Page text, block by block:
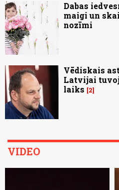
Dabas
maigi un
nozīmi
Vēdiskais
Latvijai
laiks
2
VIDEO